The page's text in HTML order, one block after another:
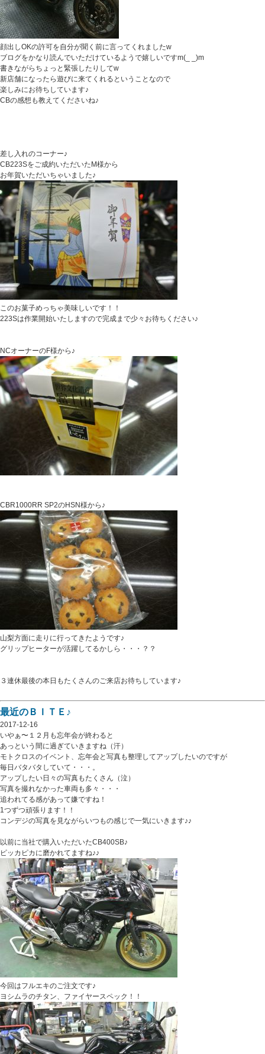
顔出しOKの許可を自分が聞く前に言ってくれましたw
ブログをかなり読んでいただけているようで嬉しいですm(_ _)m
書きながらちょっと緊張したりしてw
新店舗になったら遊びに来てくれるということなので
楽しみにお待ちしています♪
CBの感想も教えてくださいね♪
差し入れのコーナー♪
CB223Sをご成約いただいたM様から
お年賀いただいちゃいました♪
このお菓子めっちゃ美味しいです！！
223Sは作業開始いたしますので完成まで少々お待ちください♪
NCオーナーのF様から♪
CBR1000RR SP2のHSN様から♪
山梨方面に走りに行ってきたようです♪
グリップヒーターが活躍してるかしら・・・？？
３連休最後の本日もたくさんのご来店お待ちしています♪
最近のＢＩＴＥ♪
2017-12-16
いやぁ〜１２月も忘年会が終わると
あっという間に過ぎていきますね（汗）
モトクロスのイベント、忘年会と写真も整理してアップしたいのですが
毎日バタバタしていて・・・。
アップしたい日々の写真もたくさん（泣）
写真を撮れなかった車両も多々・・・
追われてる感があって嫌ですね！
1つずつ頑張ります！！
コンデジの写真を見ながらいつもの感じで一気にいきます♪♪
以前に当社で購入いただいたCB400SB♪
ピッカピカに磨かれてますね♪♪
今回はフルエキのご注文です♪
ヨシムラのチタン、ファイヤースペック！！